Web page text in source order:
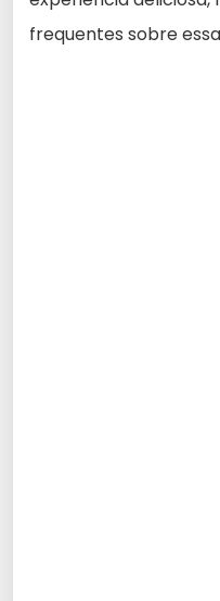
frequentes sobre